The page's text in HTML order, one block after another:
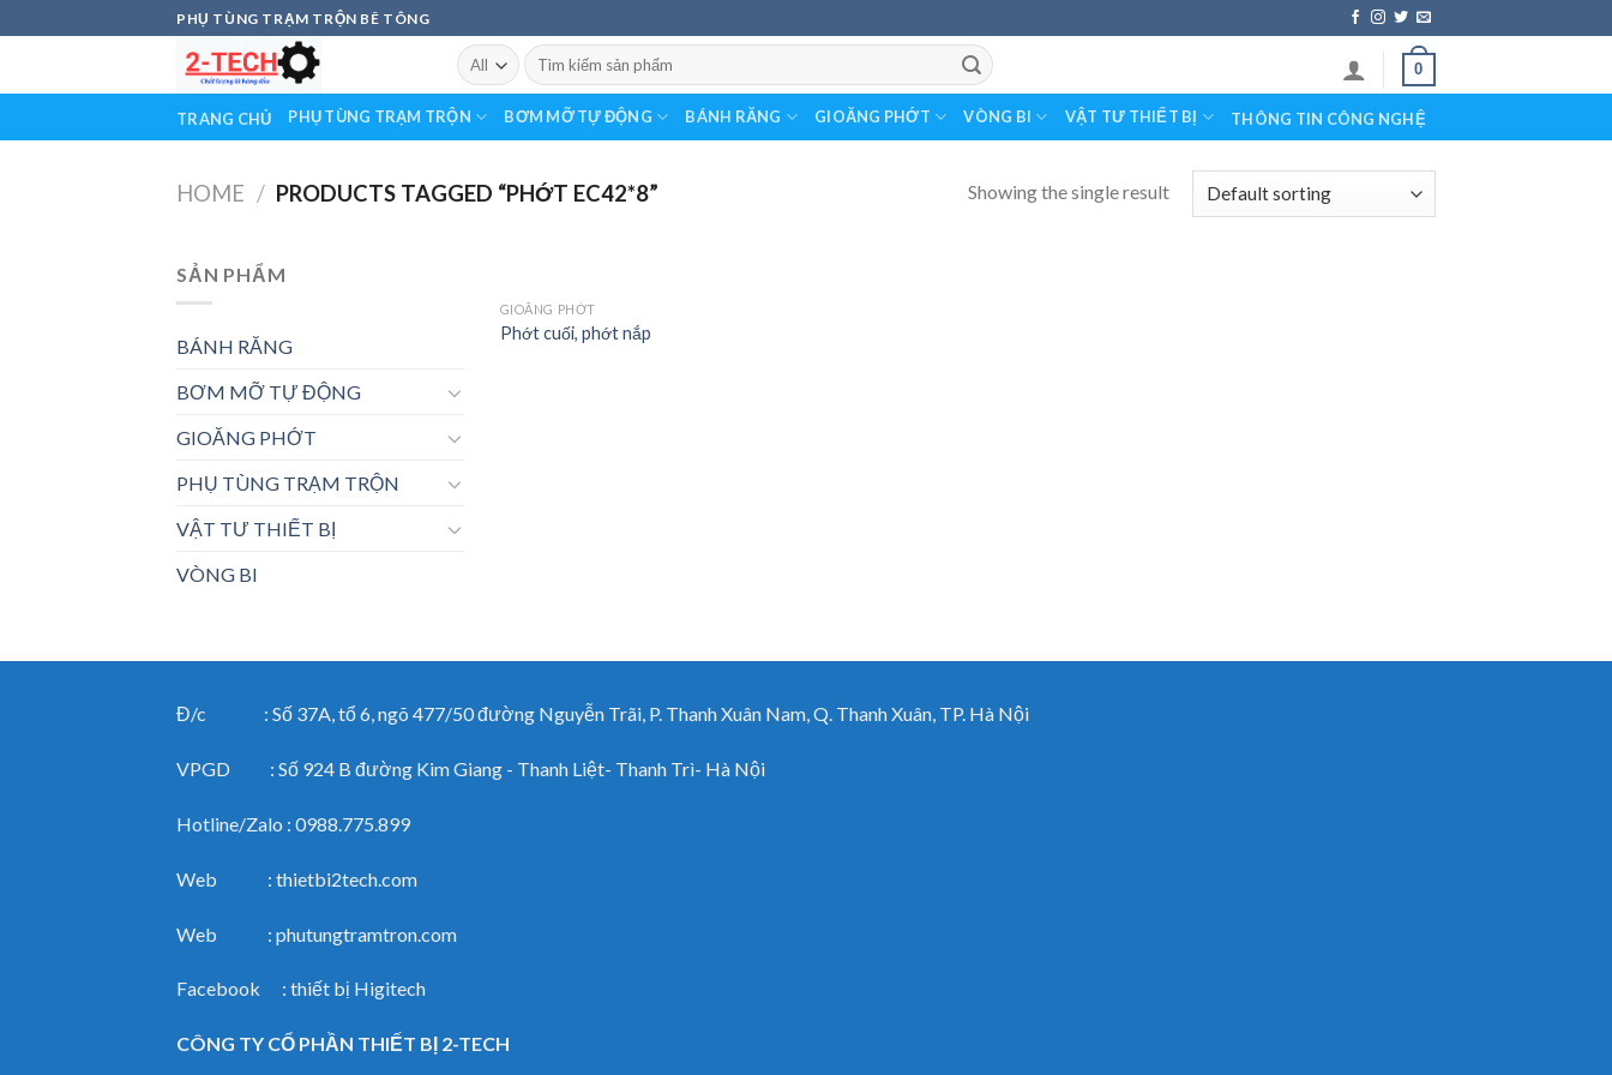
to
PHỤ TÙNG TRẠM TRỘN BÊ TÔNG
Search
for:
0
TRANG CHỦ PHỤ TÙNG TRẠM TRỘN BƠM MỠ TỰ ĐỘNG BÁNH RĂNG GIOĂNG PHỚT VÒNG BI VẬT TƯ THIẾT BỊ THÔNG TIN CÔNG NGHỆ
HOME / PRODUCTS TAGGED “PHỚT EC42*8” Showing the single result
SẢN PHẨM
BÁNH RĂNG
BƠM MỠ TỰ ĐỘNG
GIOĂNG PHỚT
PHỤ TÙNG TRẠM TRỘN
VẬT TƯ THIẾT BỊ
VÒNG BI
GIOĂNG PHỚT
Phớt cuối, phớt nắp
Đ/c : Số 37A, tổ 6, ngõ 477/50 đường Nguyễn Trãi, P. Thanh Xuân Nam, Q. Thanh Xuân, TP. Hà Nội
VPGD : Số 924 B đường Kim Giang - Thanh Liệt- Thanh Trì- Hà Nội
Hotline/Zalo : 0988.775.899
Web : thietbi2tech.com
Web : phutungtramtron.com
Facebook : thiết bị Higitech
CÔNG TY CỔ PHẦN THIẾT BỊ 2-TECH